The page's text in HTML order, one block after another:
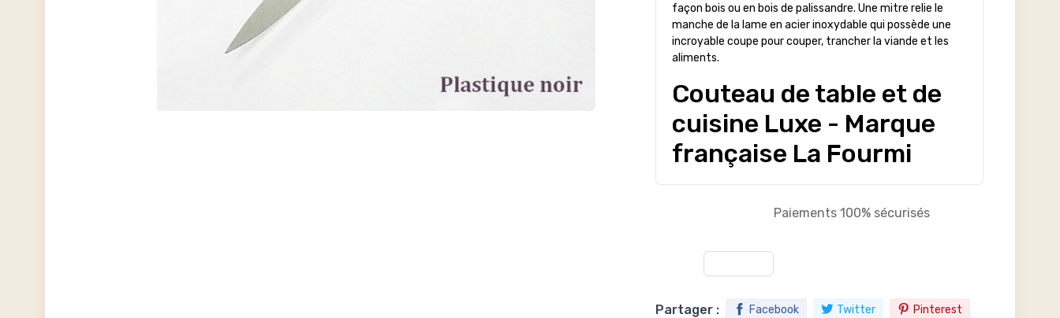
façon bois ou en bois de palissandre. Une mitre relie le
manche de la lame en acier inoxydable qui possède une
incroyable coupe pour couper, trancher la viande et les
aliments.
Couteau de table et de
cuisine Luxe - Marque
française La Fourmi
Paiements 100% sécurisés
Partager : Facebook Twitter Pinterest